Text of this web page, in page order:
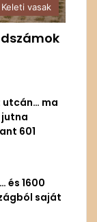
Keleti vasak
utcán… ma
jutna
601
és 1600
saját